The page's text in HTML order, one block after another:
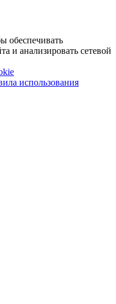
обеспечивать
и анализировать сетевой
использования